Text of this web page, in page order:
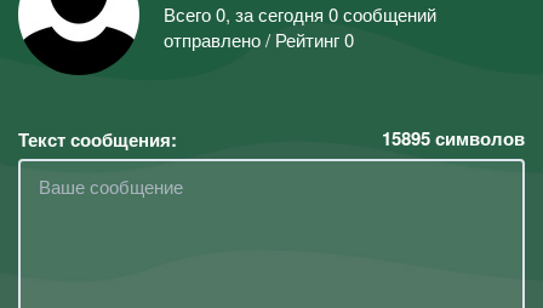
Всего 0, за сегодня 0 сообщений
отправлено / Рейтинг 0
Текст сообщения: 15895символов